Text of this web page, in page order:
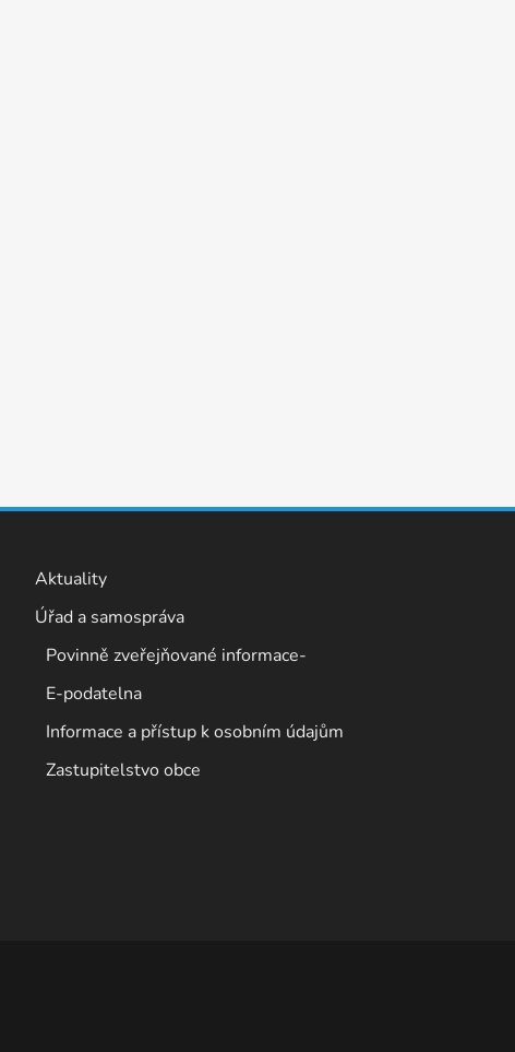
Aktuality
Úřad a samospráva
Povinně zveřejňované informace-
E-podatelna
Informace a přístup k osobním údajům
Zastupitelstvo obce